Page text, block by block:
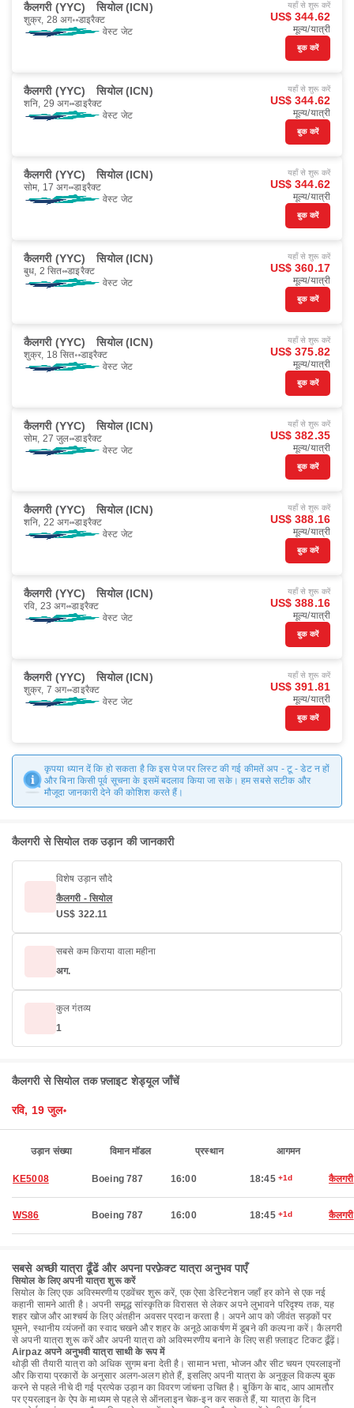
कैलगरी (YYC) सियोल (ICN)
शुक्र, 28 अग॰ डाइरैक्ट
वेस्ट जेट
यहाँ से शुरू करें
US$ 344.62
मूल्य/यात्री
बुक करें
कैलगरी (YYC) सियोल (ICN)
शनि, 29 अग॰ डाइरैक्ट
वेस्ट जेट
यहाँ से शुरू करें
US$ 344.62
मूल्य/यात्री
बुक करें
कैलगरी (YYC) सियोल (ICN)
सोम, 17 अग॰ डाइरैक्ट
वेस्ट जेट
यहाँ से शुरू करें
US$ 344.62
मूल्य/यात्री
बुक करें
कैलगरी (YYC) सियोल (ICN)
बुध, 2 सित॰ डाइरैक्ट
वेस्ट जेट
यहाँ से शुरू करें
US$ 360.17
मूल्य/यात्री
बुक करें
कैलगरी (YYC) सियोल (ICN)
शुक्र, 18 सित॰ डाइरैक्ट
वेस्ट जेट
यहाँ से शुरू करें
US$ 375.82
मूल्य/यात्री
बुक करें
कैलगरी (YYC) सियोल (ICN)
सोम, 27 जुल॰ डाइरैक्ट
वेस्ट जेट
यहाँ से शुरू करें
US$ 382.35
मूल्य/यात्री
बुक करें
कैलगरी (YYC) सियोल (ICN)
शनि, 22 अग॰ डाइरैक्ट
वेस्ट जेट
यहाँ से शुरू करें
US$ 388.16
मूल्य/यात्री
बुक करें
कैलगरी (YYC) सियोल (ICN)
रवि, 23 अग॰ डाइरैक्ट
वेस्ट जेट
यहाँ से शुरू करें
US$ 388.16
मूल्य/यात्री
बुक करें
कैलगरी (YYC) सियोल (ICN)
शुक्र, 7 अग॰ डाइरैक्ट
वेस्ट जेट
यहाँ से शुरू करें
US$ 391.81
मूल्य/यात्री
बुक करें
कृपया ध्यान दें कि हो सकता है कि इस पेज पर लिस्ट की गई कीमतें अप - टू - डेट न हों
और बिना किसी पूर्व सूचना के इसमें बदलाव किया जा सके। हम सबसे सटीक और
मौजूदा जानकारी देने की कोशिश करते हैं।
कैलगरी से सियोल तक उड़ान की जानकारी
विशेष उड़ान सौदे
कैलगरी - सियोल
US$ 322.11
सबसे कम किराया वाला महीना
अग.
कुल गंतव्य
1
कैलगरी से सियोल तक फ़्लाइट शेड्यूल जाँचें
रवि, 19 जुल॰
उड़ान संख्या विमान मॉडल प्रस्थान आगमन
KE5008 Boeing 787 16:00 18:45 +1d कैलगरी
WS86 Boeing 787 16:00 18:45 +1d कैलगरी
सबसे अच्छी यात्रा ढूँढें और अपना परफ़ेक्ट यात्रा अनुभव पाएँ
सियोल के लिए अपनी यात्रा शुरू करें
सियोल के लिए एक अविस्मरणीय एडवेंचर शुरू करें, एक ऐसा डेस्टिनेशन जहाँ हर कोने से एक नई
कहानी सामने आती है। अपनी समृद्ध सांस्कृतिक विरासत से लेकर अपने लुभावने परिदृश्य तक, यह
शहर खोज और आश्चर्य के लिए अंतहीन अवसर प्रदान करता है। अपने आप को जीवंत सड़कों पर
घूमने, स्थानीय व्यंजनों का स्वाद चखने और शहर के अनूठे आकर्षण में डूबने की कल्पना करें। कैलगरी
से अपनी यात्रा शुरू करें और अपनी यात्रा को अविस्मरणीय बनाने के लिए सही फ़्लाइट टिकट ढूँढ़ें।
Airpaz अपने अनुभवी यात्रा साथी के रूप में
थोड़ी सी तैयारी यात्रा को अधिक सुगम बना देती है। सामान भत्ता, भोजन और सीट चयन एयरलाइनों
और किराया प्रकारों के अनुसार अलग-अलग होते हैं, इसलिए अपनी यात्रा के अनुकूल विकल्प बुक
करने से पहले नीचे दी गई प्रत्येक उड़ान का विवरण जांचना उचित है। बुकिंग के बाद, आप आमतौर
पर एयरलाइन के ऐप के माध्यम से पहले से ऑनलाइन चेक-इन कर सकते हैं, या यात्रा के दिन